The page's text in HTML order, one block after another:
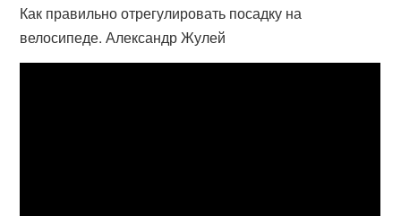
Как правильно отрегулировать посадку на
велосипеде. Александр Жулей